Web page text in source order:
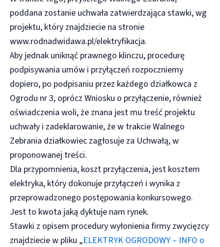
poddana zostanie uchwała zatwierdzająca stawki, wg
projektu, który znajdziecie na stronie
www.rodnadwidawa.pl/elektryfikacja.
Aby jednak uniknąć prawnego klinczu, procedurę
podpisywania umów i przyłączeń rozpoczniemy
dopiero, po podpisaniu przez każdego działkowca z
Ogrodu nr 3, oprócz Wniosku o przyłączenie, również
oświadczenia woli, że znana jest mu treść projektu
uchwały i zadeklarowanie, że w trakcie Walnego
Zebrania działkowiec zagłosuje za Uchwałą, w
proponowanej treści.
Dla przypomnienia, koszt przyłączenia, jest kosztem
elektryka, który dokonuje przyłączeń i wynika z
przeprowadzonego postępowania konkursowego.
Jest to kwota jaką dyktuje nam rynek.
Stawki z opisem procedury wyłonienia firmy zwycięzcy
znajdziecie w pliku „ELEKTRYK OGRODOWY – INFO o